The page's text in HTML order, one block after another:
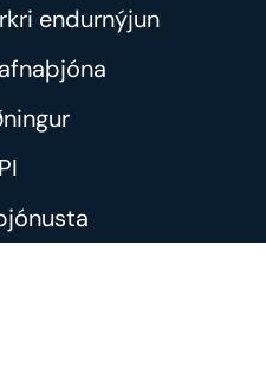
endurnýjun